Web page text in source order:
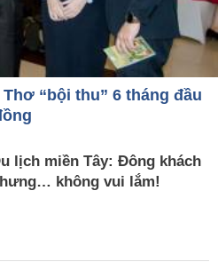
“bội thu” 6 tháng đầu
lịch miền Tây: Đông khách
không vui lắm!